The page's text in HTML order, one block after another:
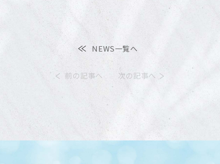
ONLINE SHOP
COMPANY
PRIVACY POILICY
NEWS一覧へ
前の記事へ 次の記事へ